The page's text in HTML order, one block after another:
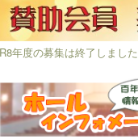
R8年度の募集は終了しました